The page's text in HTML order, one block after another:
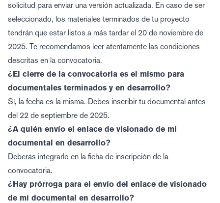
solicitud para enviar una versión actualizada. En caso de ser
seleccionado, los materiales terminados de tu proyecto
tendrán que estar listos a más tardar el 20 de noviembre de
2025. Te recomendamos leer atentamente las condiciones
descritas en la convocatoria.
¿El cierre de la convocatoria es el mismo para
documentales terminados y en desarrollo?
Sí, la fecha es la misma. Debes inscribir tu documental antes
del 22 de septiembre de 2025.
¿A quién envío el enlace de visionado de mi
documental en desarrollo?
Deberás integrarlo en la ficha de inscripción de la
convocatoria.
¿Hay prórroga para el envío del enlace de visionado
de mi documental en desarrollo?